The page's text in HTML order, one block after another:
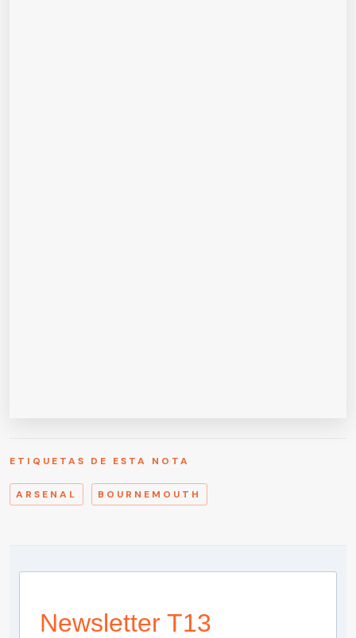
ETIQUETAS DE ESTA NOTA
ARSENAL BOURNEMOUTH
Newsletter T13